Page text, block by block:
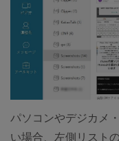
パソコンやデジカメ
い場合、左側リスト